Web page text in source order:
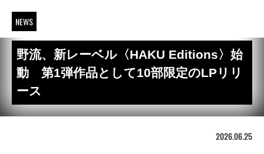
NEWS
野流、新レーベル〈HAKU Editions〉始
動 第1弾作品として10部限定のLPリリ
ース
2026.06.25